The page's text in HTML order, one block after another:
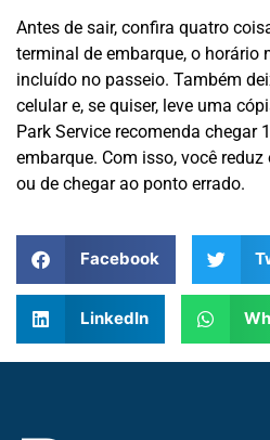
Antes de sair, confira quatro
terminal de embarque, o horário
incluído no passeio. Também
celular e, se quiser, leve uma
Park Service recomenda chegar
embarque. Com isso, você
ou de chegar ao ponto errado.
Facebook
LinkedIn